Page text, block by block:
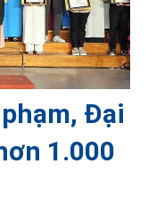
Đại
1.000